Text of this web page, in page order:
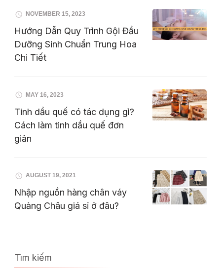
NOVEMBER 15, 2023
Hướng Dẫn Quy Trình Gội Đầu
Dưỡng Sinh Chuẩn Trung Hoa
Chi Tiết
MAY 16, 2023
Tinh dầu quế có tác dụng gì?
Cách làm tinh dầu quế đơn
giản
AUGUST 19, 2021
Nhập nguồn hàng chân váy
Quảng Châu giá sỉ ở đâu?
Tìm kiếm